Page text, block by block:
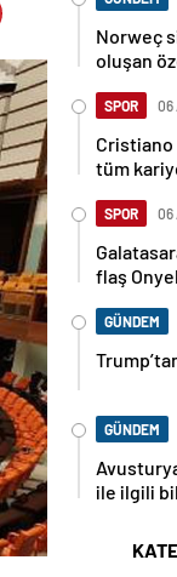
Norweç
oluşan
SPOR 06
Cristiano
tüm
SPOR 06
flaş
GÜNDEM
GÜNDEM
ile ilgili